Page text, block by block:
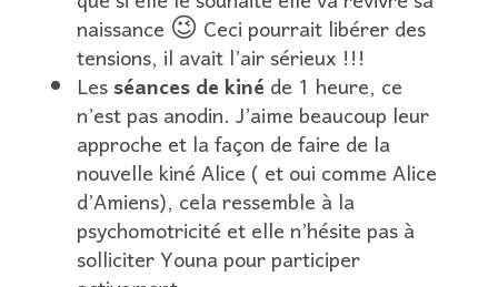
naissance 😉 Ceci pourrait libérer des
tensions, il avait l’air sérieux !!!
Lesséances de kinéde 1 heure, ce
n’est pas anodin. J’aime beaucoup leur
approche et la façon de faire de la
nouvelle kiné Alice ( et oui comme Alice
d’Amiens), cela ressemble à la
psychomotricité et elle n’hésite pas à
solliciter Youna pour participer